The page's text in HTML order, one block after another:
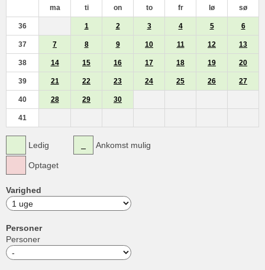
ma ti on to fr lø sø
36 1 2 3 4 5 6
37 7 8 9 10 11 12 13
38 14 15 16 17 18 19 20
39 21 22 23 24 25 26 27
40 28 29 30
41
Ledig
Optaget
Ankomst mulig
Varighed
Personer
Personer